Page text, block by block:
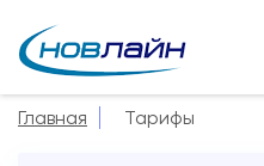
Валдай
Главная Тарифы